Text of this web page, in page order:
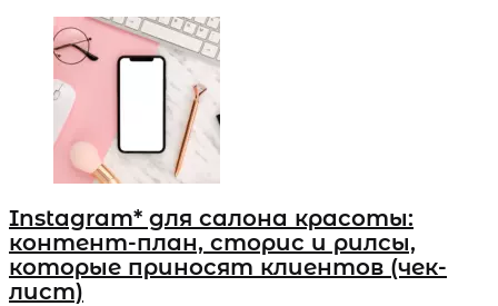
Instagram* для салона красоты:
контент-план, сторис и рилсы,
которые приносят клиентов (чек-
лист)